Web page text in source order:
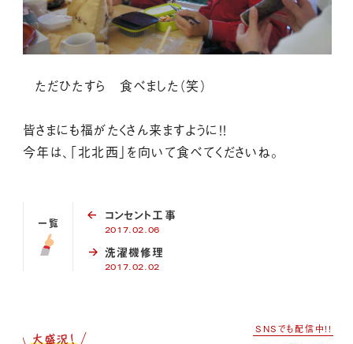
ただひたすら 食べました（笑）
皆さまにも福がたくさん来ますように！！
今年は、「北北西」を向いて食べてくださいね。
一覧 コンセント工事
2017.02.06
洗濯機修理
2017.02.02
SNSでも配信中!!